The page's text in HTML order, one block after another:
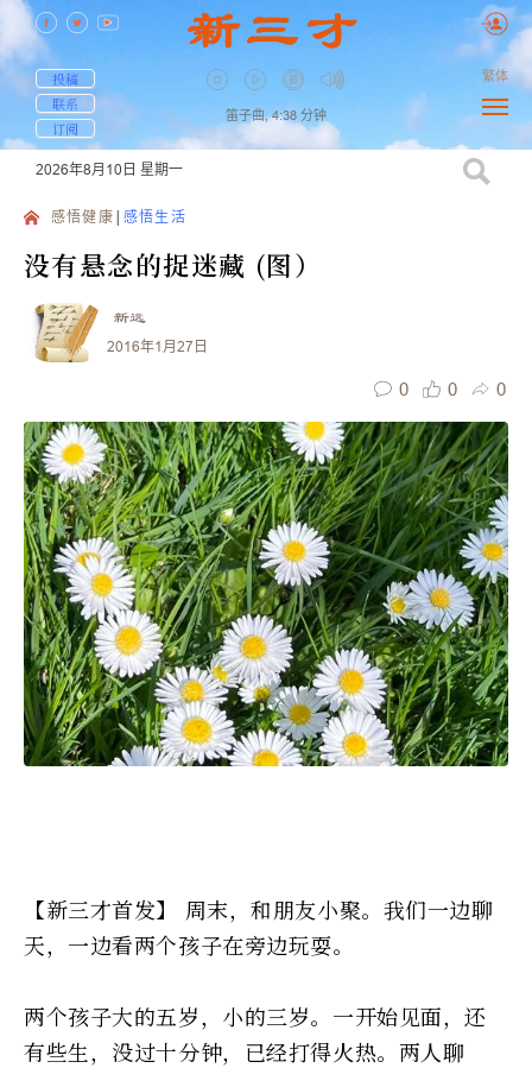
投稿
联系
订阅
笛子曲, 4:38 分钟
繁体
2026年8月10日 星期一
感悟健康 感悟生活
没有悬念的捉迷藏 (图）
新远
2016年1月27日
0 0 0
【新三才首发】 周末，和朋友小聚。我们一边聊
天，一边看两个孩子在旁边玩耍。
两个孩子大的五岁，小的三岁。一开始见面，还
有些生，没过十分钟，已经打得火热。两人聊